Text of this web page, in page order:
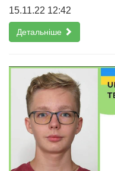
15.11.22 12:42
Детальніше